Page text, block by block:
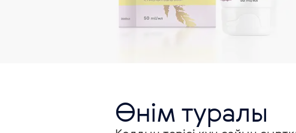
Өнім туралы